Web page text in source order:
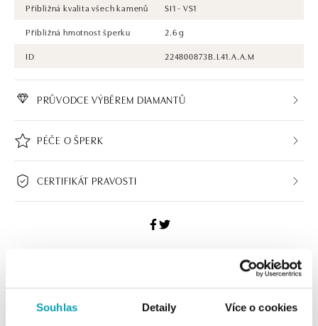
Souhlas Detaily Více o cookies
Přibližná kvalita všech kamenů
SI1 - VS1
Přibližná hmotnost šperku
2.6 g
ID
224800873B.L41.A.A.M
PRŮVODCE VÝBĚREM DIAMANTŮ
PÉČE O ŠPERK
CERTIFIKÁT PRAVOSTI
Navštivte naše butiky